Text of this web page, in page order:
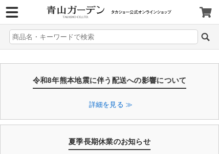
令和8年熊本地震に伴う配送への影響について
詳細を見る ≫
夏季長期休業のお知らせ